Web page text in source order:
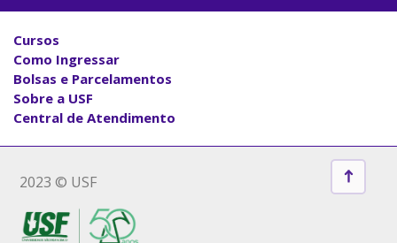
Cursos
Como Ingressar
Bolsas e Parcelamentos
Sobre a USF
Central de Atendimento
2023 © USF